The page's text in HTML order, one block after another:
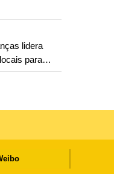
lidera
para
trabalhos